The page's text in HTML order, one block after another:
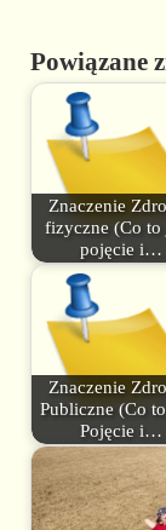
Powiązane
Znaczenie
fizyczne (Co to
pojęcie i…
Znaczenie
Publiczne (Co
Pojęcie i…